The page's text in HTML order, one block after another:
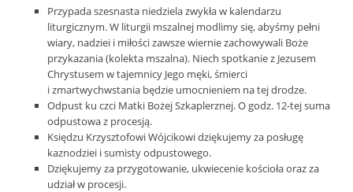
Przypada szesnasta niedziela zwykła w kalendarzu
liturgicznym. W liturgii mszalnej modlimy się, abyśmy pełni
wiary, nadziei i miłości zawsze wiernie zachowywali Boże
przykazania (kolekta mszalna). Niech spotkanie z Jezusem
Chrystusem w tajemnicy Jego męki, śmierci
i zmartwychwstania będzie umocnieniem na tej drodze.
Odpust ku czci Matki Bożej Szkaplerznej. O godz. 12-tej suma
odpustowa z procesją.
Księdzu Krzysztofowi Wójcikowi dziękujemy za posługę
kaznodziei i sumisty odpustowego.
Dziękujemy za przygotowanie, ukwiecenie kościoła oraz za
udział w procesji.